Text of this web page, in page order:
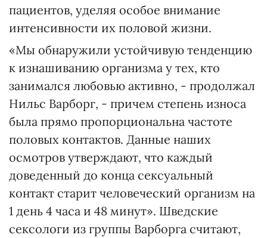
пациентов, уделяя особое внимание
интенсивности их половой жизни.
«Мы обнаружили устойчивую тенденцию
к изнашиванию организма у тех, кто
занимался любовью активно, - продолжал
Нильс Варборг, - причем степень износа
была прямо пропорциональна частоте
половых контактов. Данные наших
осмотров утверждают, что каждый
доведенный до конца сексуальный
контакт старит человеческий организм на
1 день 4 часа и 48 минут». Шведские
сексологи из группы Варборга считают,